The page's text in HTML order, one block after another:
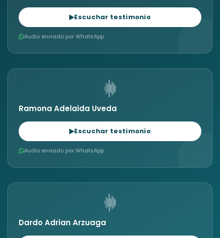
Escuchar testimonio
Audio enviado por WhatsApp
Ramona Adelaida Uveda
Escuchar testimonio
Audio enviado por WhatsApp
Dardo Adrian Arzuaga